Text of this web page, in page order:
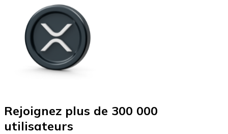
Rejoignez plus de 300 000
utilisateurs